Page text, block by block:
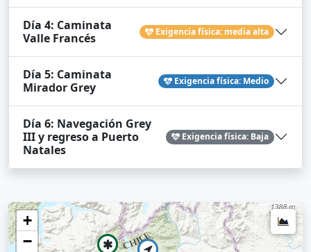
Día 4: Caminata
Valle Francés
Exigencia física: media alta
Día 5: Caminata
Mirador Grey
Exigencia física: Medio
Día 6: Navegación Grey
III y regreso a Puerto
Natales
Exigencia física: Baja
+
−